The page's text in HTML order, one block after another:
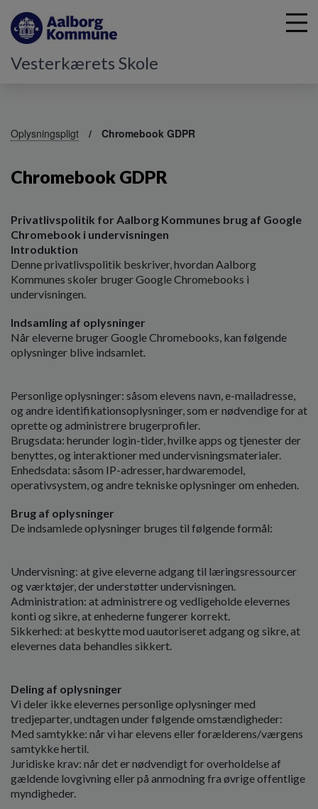
Vesterkærets Skole
Oplysningspligt Chromebook GDPR
Chromebook GDPR
Privatlivspolitik for Aalborg Kommunes brug af Google
Chromebook i undervisningen
Introduktion
Denne privatlivspolitik beskriver, hvordan Aalborg
Kommunes skoler bruger Google Chromebooks i
undervisningen.
Indsamling af oplysninger
Når eleverne bruger Google Chromebooks, kan følgende
oplysninger blive indsamlet.
Personlige oplysninger: såsom elevens navn, e-mailadresse,
og andre identifikationsoplysninger, som er nødvendige for at
oprette og administrere brugerprofiler.
Brugsdata: herunder login-tider, hvilke apps og tjenester der
benyttes, og interaktioner med undervisningsmaterialer.
Enhedsdata: såsom IP-adresser, hardwaremodel,
operativsystem, og andre tekniske oplysninger om enheden.
Brug af oplysninger
De indsamlede oplysninger bruges til følgende formål:
Undervisning: at give eleverne adgang til læringsressourcer
og værktøjer, der understøtter undervisningen.
Administration: at administrere og vedligeholde elevernes
konti og sikre, at enhederne fungerer korrekt.
Sikkerhed: at beskytte mod uautoriseret adgang og sikre, at
elevernes data behandles sikkert.
Deling af oplysninger
Vi deler ikke elevernes personlige oplysninger med
tredjeparter, undtagen under følgende omstændigheder:
Med samtykke: når vi har elevens eller forælderens/værgens
samtykke hertil.
Juridiske krav: når det er nødvendigt for overholdelse af
gældende lovgivning eller på anmodning fra øvrige offentlige
myndigheder.